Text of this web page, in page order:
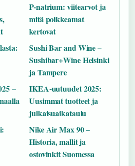
P-natrium: viitearvot ja
mitä poikkeamat
kertovat
Sushi Bar and Wine –
Sushibar+Wine Helsinki
ja Tampere
–
IKEA-uutuudet 2025:
Uusimmat tuotteet ja
julkaisuaikataulu
Nike Air Max 90 –
Historia, mallit ja
ostovinkit Suomessa